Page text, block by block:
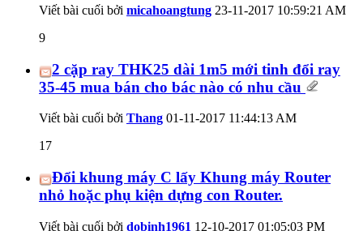
Viết bài cuối bởi micahoangtung 23-11-2017 10:59:21 AM
9
2 cặp ray THK25 dài 1m5 mới tinh đổi ray
35-45 mua bán cho bác nào có nhu cầu
Viết bài cuối bởi Thang 01-11-2017 11:44:13 AM
17
Đổi khung máy C lấy Khung máy Router
nhỏ hoặc phụ kiện dựng con Router.
Viết bài cuối bởi dobinh1961 12-10-2017 01:05:03 PM